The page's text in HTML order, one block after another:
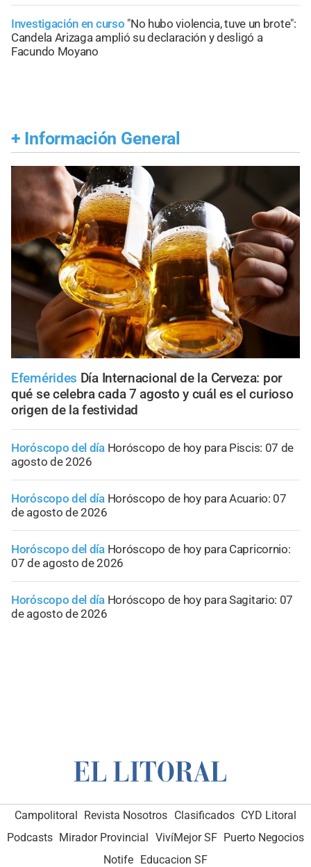
Investigación en curso "No hubo violencia, tuve un brote":
Candela Arizaga amplió su declaración y desligó a
Facundo Moyano
+ Información General
Efemérides Día Internacional de la Cerveza: por
qué se celebra cada 7 agosto y cuál es el curioso
origen de la festividad
Horóscopo del día Horóscopo de hoy para Piscis: 07 de
agosto de 2026
Horóscopo del día Horóscopo de hoy para Acuario: 07
de agosto de 2026
Horóscopo del día Horóscopo de hoy para Capricornio:
07 de agosto de 2026
Horóscopo del día Horóscopo de hoy para Sagitario: 07
de agosto de 2026
Campolitoral Revista Nosotros Clasificados CYD Litoral
Podcasts Mirador Provincial VivíMejor SF Puerto Negocios
Notife Educacion SF